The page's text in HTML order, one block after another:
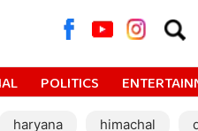
for:
POLITICS
haryana himachal